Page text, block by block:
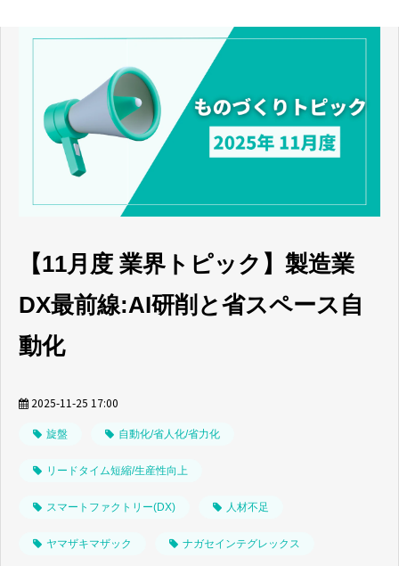
【11月度 業界トピック】製造業
DX最前線:AI研削と省スペース自
動化
2025-11-25 17:00
旋盤 自動化/省人化/省力化
リードタイム短縮/生産性向上
スマートファクトリー(DX) 人材不足
ヤマザキマザック ナガセインテグレックス